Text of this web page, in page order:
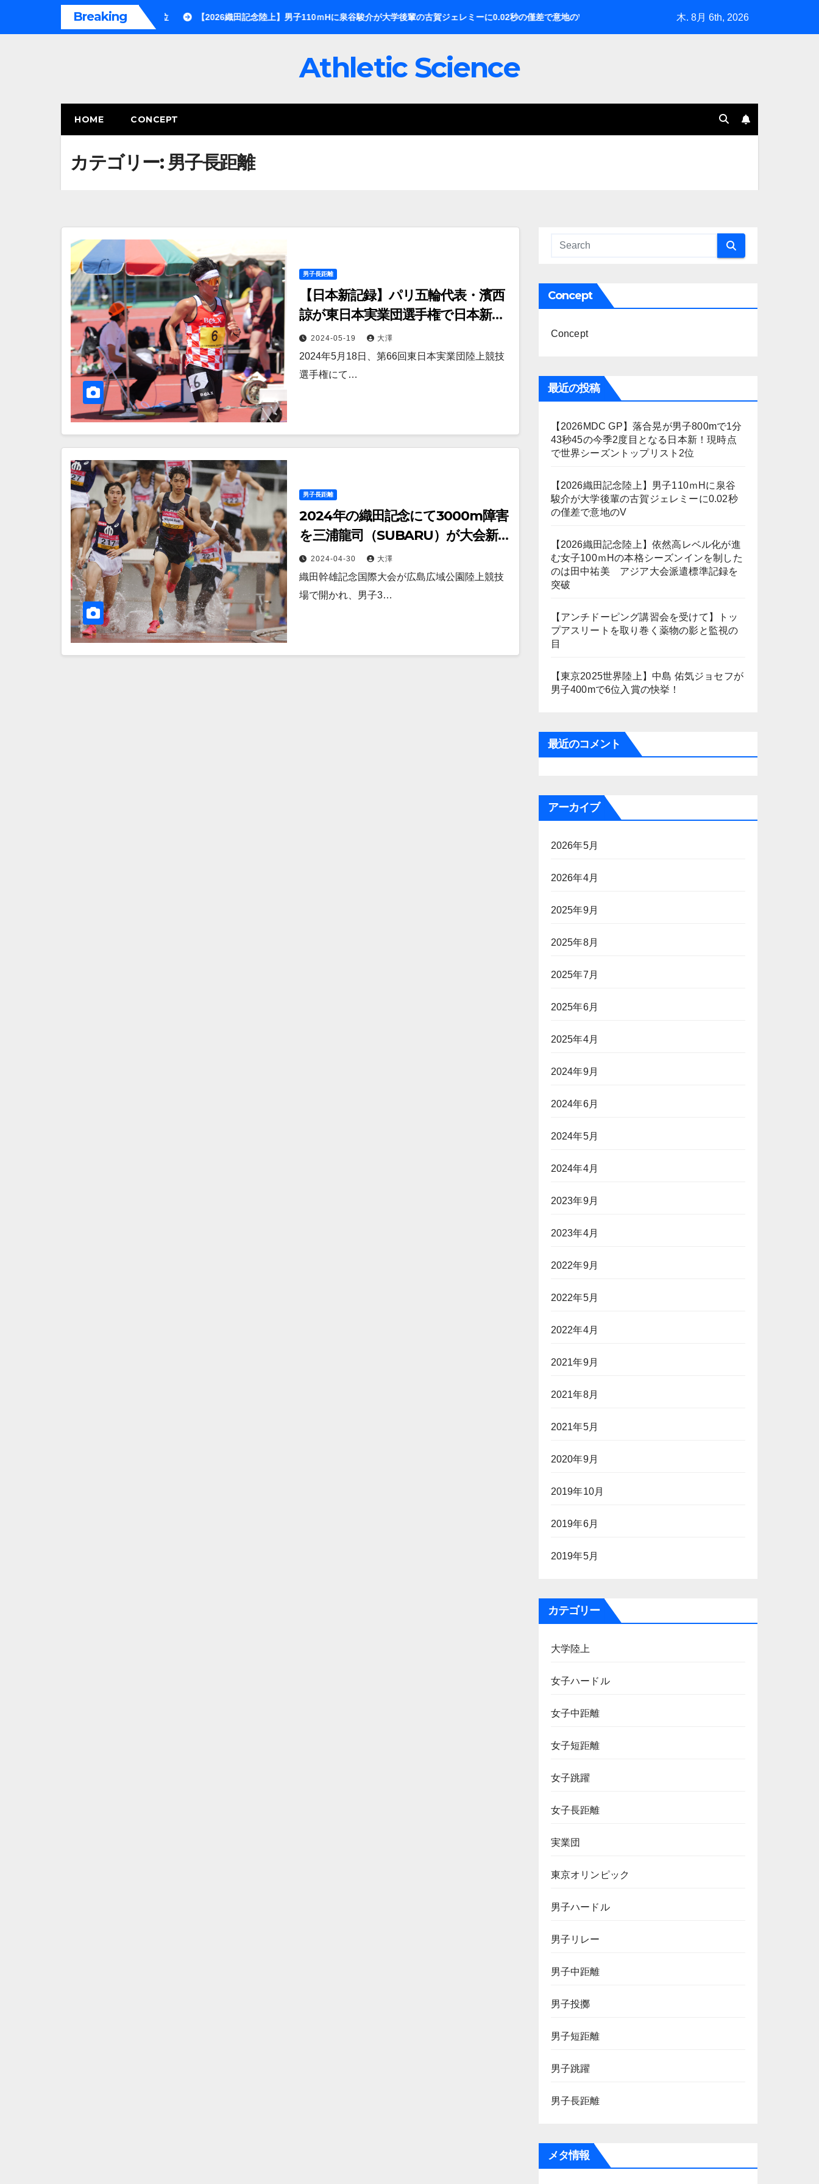
Breaking
界シーズントップリスト2位 【2026織田記念陸上】男子110ｍHに泉谷駿介が大学後輩の古賀ジェレミーに0.02秒の僅差で意地のV 【2026織田記念陸上】依然高レベル化が進む女子100ｍHの本
木. 8月 6th, 2026
Athletic Science
HOME CONCEPT
カテゴリー:男子長距離
男子長距離
【日本新記録】パリ五輪代表・濱西
諒が東日本実業団選手権で日本新記
録を樹立
2024-05-19 大澤
2024年5月18日、第66回東日本実業団陸上競技
選手権にて…
男子長距離
2024年の織田記念にて3000m障害
を三浦龍司（SUBARU）が大会新
で制する
2024-04-30 大澤
織田幹雄記念国際大会が広島広域公園陸上競技
場で開かれ、男子3…
Concept
Concept
最近の投稿
【2026MDC GP】落合晃が男子800mで1分
43秒45の今季2度目となる日本新！現時点
で世界シーズントップリスト2位
【2026織田記念陸上】男子110ｍHに泉谷
駿介が大学後輩の古賀ジェレミーに0.02秒
の僅差で意地のV
【2026織田記念陸上】依然高レベル化が進
む女子100ｍHの本格シーズンインを制した
のは田中祐美 アジア大会派遣標準記録を
突破
【アンチドーピング講習会を受けて】トッ
プアスリートを取り巻く薬物の影と監視の
目
【東京2025世界陸上】中島 佑気ジョセフが
男子400mで6位入賞の快挙！
最近のコメント
アーカイブ
2026年5月
2026年4月
2025年9月
2025年8月
2025年7月
2025年6月
2025年4月
2024年9月
2024年6月
2024年5月
2024年4月
2023年9月
2023年4月
2022年9月
2022年5月
2022年4月
2021年9月
2021年8月
2021年5月
2020年9月
2019年10月
2019年6月
2019年5月
カテゴリー
大学陸上
女子ハードル
女子中距離
女子短距離
女子跳躍
女子長距離
実業団
東京オリンピック
男子ハードル
男子リレー
男子中距離
男子投擲
男子短距離
男子跳躍
男子長距離
メタ情報